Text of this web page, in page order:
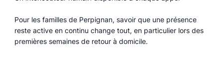
Pour les familles de Perpignan, savoir que une présence
reste active en continu change tout, en particulier lors des
premières semaines de retour à domicile.